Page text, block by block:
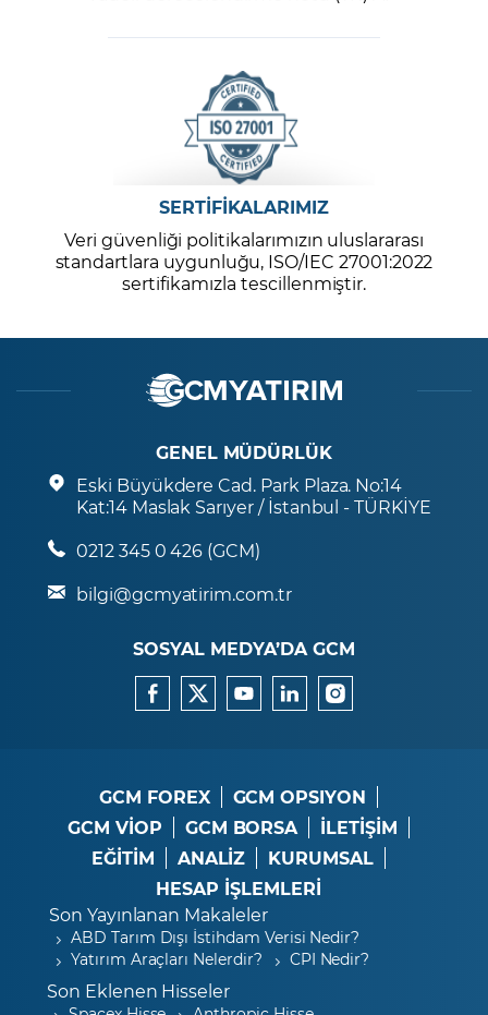
SERTİFİKALARIMIZ
Veri güvenliği politikalarımızın uluslararası
standartlara uygunluğu, ISO/IEC 27001:2022
sertifikamızla tescillenmiştir.
GENEL MÜDÜRLÜK
Eski Büyükdere Cad. Park Plaza. No:14
Kat:14 Maslak Sarıyer / İstanbul - TÜRKİYE
0212 345 0 426 (GCM)
bilgi@gcmyatirim.com.tr
SOSYAL MEDYA’DA GCM
GCM FOREX
GCM OPSIYON
GCM VİOP
GCM BORSA
İLETİŞİM
EĞİTİM
ANALİZ
KURUMSAL
HESAP İŞLEMLERİ
Son Yayınlanan Makaleler
ABD Tarım Dışı İstihdam Verisi Nedir?
Yatırım Araçları Nelerdir?
CPI Nedir?
Son Eklenen Hisseler